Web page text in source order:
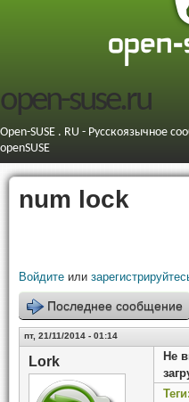
open-suse.ru
Open-SUSE . RU - Русскоязычное
openSUSE
num lock
Войдите или
Последнее сообщение
пт, 21/11/2014 - 01:14
Lork
Не
Теги: